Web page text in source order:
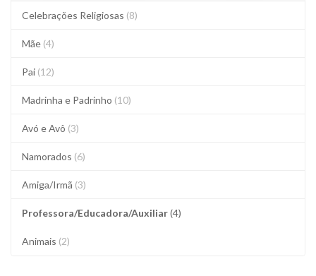
Celebrações Religiosas (8)
Mãe (4)
Pai (12)
Madrinha e Padrinho (10)
Avó e Avô (3)
Namorados (6)
Amiga/Irmã (3)
Professora/Educadora/Auxiliar(4)
Animais (2)